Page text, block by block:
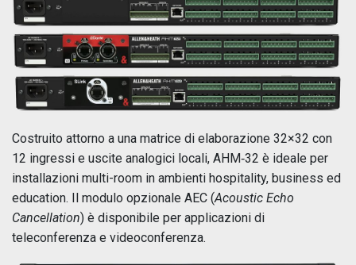
Costruito attorno a una matrice di elaborazione 32×32 con
12 ingressi e uscite analogici locali, AHM‑32 è ideale per
installazioni multi-room in ambienti hospitality, business ed
education. Il modulo opzionale AEC (Acoustic Echo
Cancellation) è disponibile per applicazioni di
teleconferenza e videoconferenza.